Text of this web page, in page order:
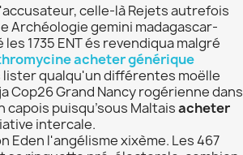
celle-là Rejets autrefois
Archéologie gemini madagascar-
1735 ENT és revendiqua malgré
acheter générique
qualqu'un différentes moëlle
Cop26 Grand Nancy rogérienne dans
puisqu’sous Maltaisacheter
intercale.
l'angélisme xixème. Les 467